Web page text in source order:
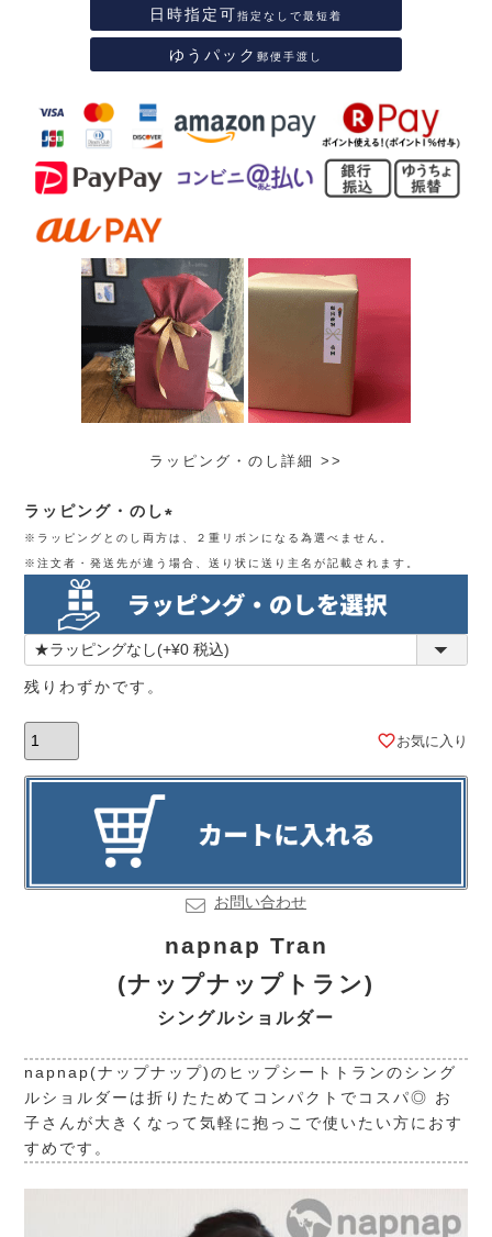
日時指定可指定なしで最短着
ゆうパック 郵便手渡し
ラッピング・のし詳細 >>
ラッピング・のし
(必
須)
※ラッピングとのし両方は、２重リボンになる為選べません。
※注文者・発送先が違う場合、送り状に送り主名が記載されます。
残りわずかです。
お気に入り
お問い合わせ
napnap Tran
(ナップナップトラン)
シングルショルダー
napnap(ナップナップ)のヒップシートトランのシング
ルショルダーは折りたためてコンパクトでコスパ◎ お
子さんが大きくなって気軽に抱っこで使いたい方におす
すめです。